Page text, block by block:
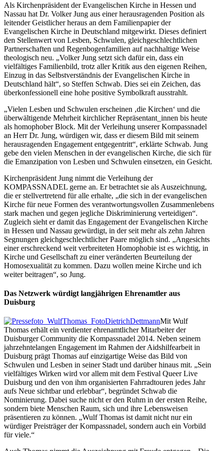
Als Kirchenpräsident der Evangelischen Kirche in Hessen und
Nassau hat Dr. Volker Jung aus einer herausragenden Position als
leitender Geistlicher heraus an dem Familienpapier der
Evangelischen Kirche in Deutschland mitgewirkt. Dieses definiert
den Stellenwert von Lesben, Schwulen, gleichgeschlechtlichen
Partnerschaften und Regenbogenfamilien auf nachhaltige Weise
theologisch neu. „Volker Jung setzt sich dafür ein, dass ein
vielfältiges Familienbild, trotz aller Kritik aus den eigenen Reihen,
Einzug in das Selbstverständnis der Evangelischen Kirche in
Deutschland hält“, so Steffen Schwab. Dies sei ein Zeichen, das
überkonfessionell eine hohe positive Symbolkraft ausstrahlt.
„Vielen Lesben und Schwulen erscheinen ‚die Kirchen‘ und die
überwältigende Mehrheit kirchlicher Repräsentant_innen bis heute
als homophober Block. Mit der Verleihung unserer Kompassnadel
an Herr Dr. Jung, würdigen wir, dass er diesem Bild mit seinem
herausragenden Engagement entgegentritt“, erklärte Schwab. Jung
gebe den vielen Menschen in der evangelischen Kirche, die sich für
die Emanzipation von Lesben und Schwulen einsetzen, ein Gesicht.
Kirchenpräsident Jung nimmt die Verleihung der
KOMPASSNADEL gerne an. Er betrachtet sie als Auszeichnung,
die er stellvertretend für alle erhalte, „die sich in der evangelischen
Kirche für neue Formen des verantwortungsvollen Zusammenlebens
stark machen und gegen jegliche Diskriminierung verteidigen“.
Zugleich sieht er damit das Engagement der Evangelischen Kirche
in Hessen und Nassau gewürdigt, in der seit mehr als zehn Jahren
Segnungen gleichgeschlechtlicher Paare möglich sind. „Angesichts
einer erschreckend weit verbreiteten Homophobie ist es wichtig, in
Kirche und Gesellschaft zu einer veränderten Beurteilung der
Homosexualität zu kommen. Dazu wollen meine Kirche und ich
weiter beitragen“, so Jung.
Das Netzwerk würdigt langjährigen Ehrenamtler aus
Duisburg
Mit Wulf
Thomas erhält ein verdienter ehrenamtlicher Mitarbeiter der
Duisburger Community die Kompassnadel 2014. Neben seinem
jahrzehntelangen Engagement im Rahmen der Aidshilfearbeit in
Duisburg prägt Thomas auf einzigartige Weise das Bild von
Schwulen und Lesben in seiner Stadt und darüber hinaus mit. „Sein
vielfältiges Wirken wird vor allem mit dem Festival Queer Live
Duisburg und den von ihm organisierten Fahrradtouren jedes Jahr
aufs Neue sichtbar und erlebbar“, begründet Schwab die
Nominierung. Dabei suche nicht er den Ruhm in der ersten Reihe,
sondern biete Menschen Raum, sich und ihre Lebensweisen
präsentieren zu können. „Wulf Thomas ist damit nicht nur ein
würdiger Preisträger der Kompassnadel, sondern auch ein Vorbild
für viele.“